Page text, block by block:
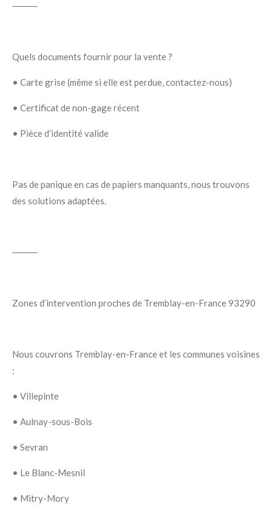
⸻
Quels documents fournir pour la vente ?
• Carte grise(même si elle est perdue, contactez-nous)
• Certificat de non-gage récent
• Pièce d’identité valide
Pas de panique en cas de papiers manquants, nous trouvons
des solutions adaptées.
⸻
Zones d’intervention proches de Tremblay-en-France 93290
Nous couvrons Tremblay-en-Franceet les communes voisines
:
• Villepinte
• Aulnay-sous-Bois
• Sevran
• Le Blanc-Mesnil
• Mitry-Mory